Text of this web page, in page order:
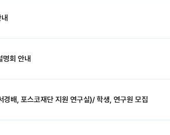
회 안내
배, 포스코재단 지원 연구실)/ 학생, 연구원 모집